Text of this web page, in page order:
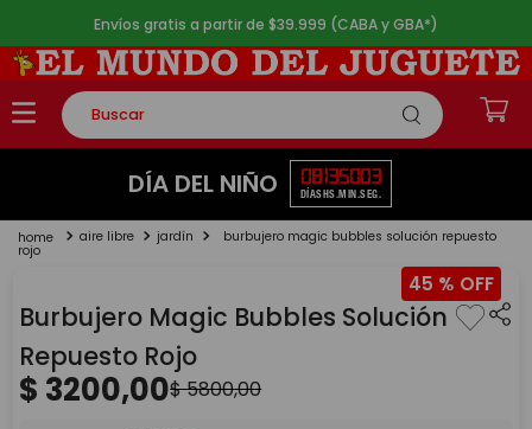
Envíos gratis a partir de $39.999 (CABA y GBA*)
Buscar
TÉRMINOS MÁS BUSCADOS
2.
lego
4.
monopatin
5. toy story
DÍA DEL NIÑO 08
DÍAS
13
HS.
50
MIN.
03
SEG.
aire libre jardín burbujero magic bubbles solución repuesto
rojo
45 %
Burbujero Magic Bubbles Solución
Repuesto Rojo
$ 3200,00$5800,00